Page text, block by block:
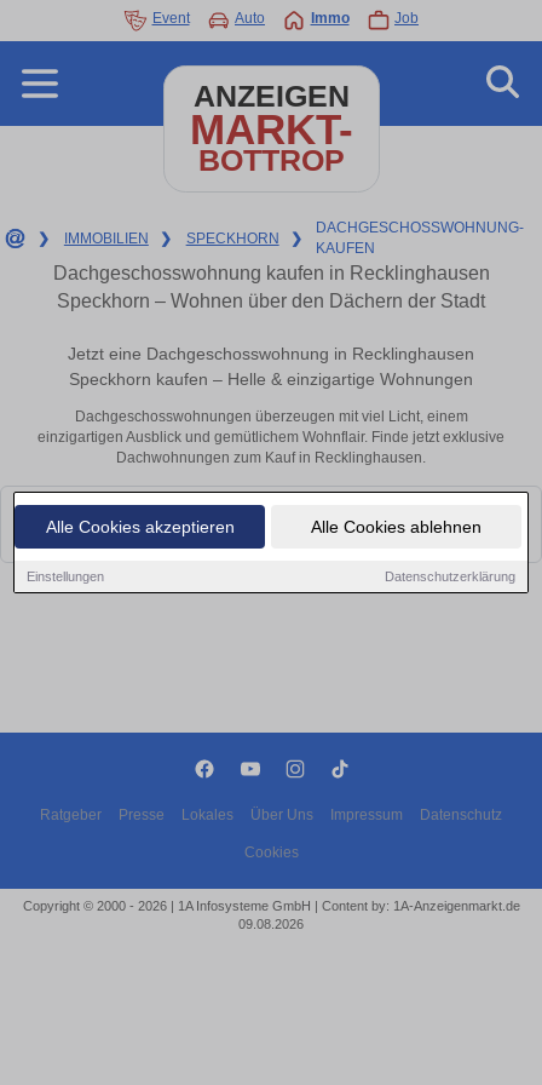
Alle Cookies akzeptieren Alle Cookies ablehnen
Einstellungen Datenschutzerklärung
Event Auto Immo Job
ANZEIGEN
MARKT-
BOTTROP
❯ IMMOBILIEN ❯ SPECKHORN ❯
DACHGESCHOSSWOHNUNG-
KAUFEN
Dachgeschosswohnung kaufen in Recklinghausen
Speckhorn – Wohnen über den Dächern der Stadt
Jetzt eine Dachgeschosswohnung in Recklinghausen
Speckhorn kaufen – Helle & einzigartige Wohnungen
Dachgeschosswohnungen überzeugen mit viel Licht, einem
einzigartigen Ausblick und gemütlichem Wohnflair. Finde jetzt exklusive
Dachwohnungen zum Kauf in Recklinghausen.
Leider konnten wir derzeit keine passenden Objekte finden. Schauen Sie
bald wieder vorbei!
Ratgeber Presse Lokales Über Uns Impressum Datenschutz
Cookies
Copyright © 2000 - 2026 | 1A Infosysteme GmbH | Content by: 1A-Anzeigenmarkt.de
09.08.2026